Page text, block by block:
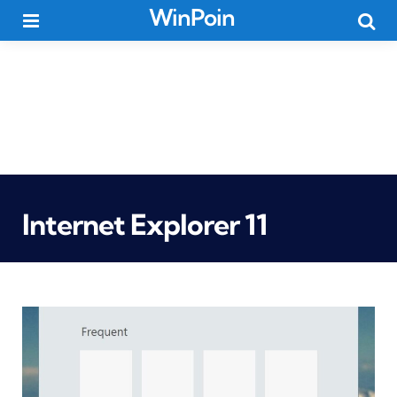
WinPoin
Internet Explorer 11